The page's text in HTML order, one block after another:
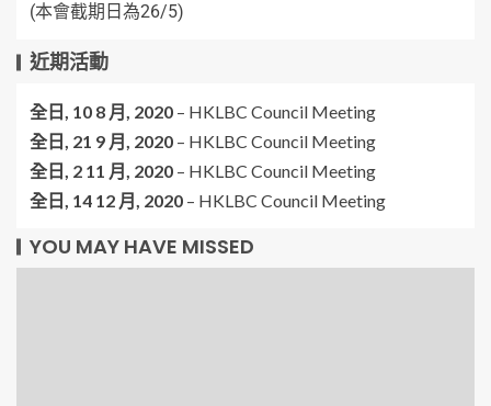
(本會截期日為26/5)
近期活動
全日, 10 8 月, 2020 – HKLBC Council Meeting
全日, 21 9 月, 2020 – HKLBC Council Meeting
全日, 2 11 月, 2020 – HKLBC Council Meeting
全日, 14 12 月, 2020 – HKLBC Council Meeting
YOU MAY HAVE MISSED